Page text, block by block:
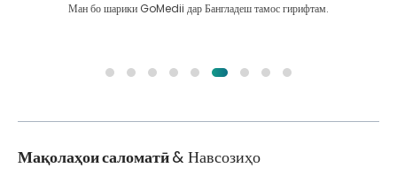
Ман бо шарики GoMedii дар Бангладеш тамос гирифтам.
Мақолаҳои саломатӣ& Навсозиҳо